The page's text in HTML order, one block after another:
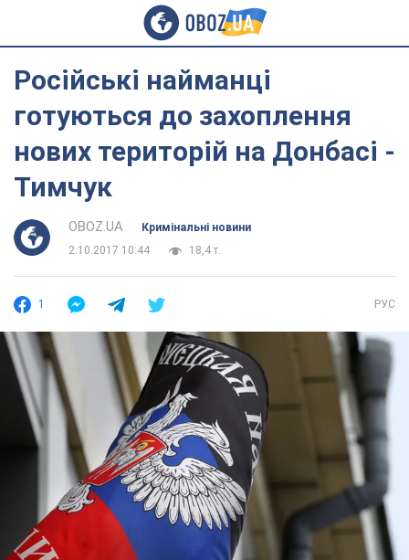
Російські найманці
готуються до захоплення
нових територій на Донбасі -
Тимчук
OBOZ.UA
Кримінальні новини
2.10.2017 10:44
18,4 т.
1 РУС